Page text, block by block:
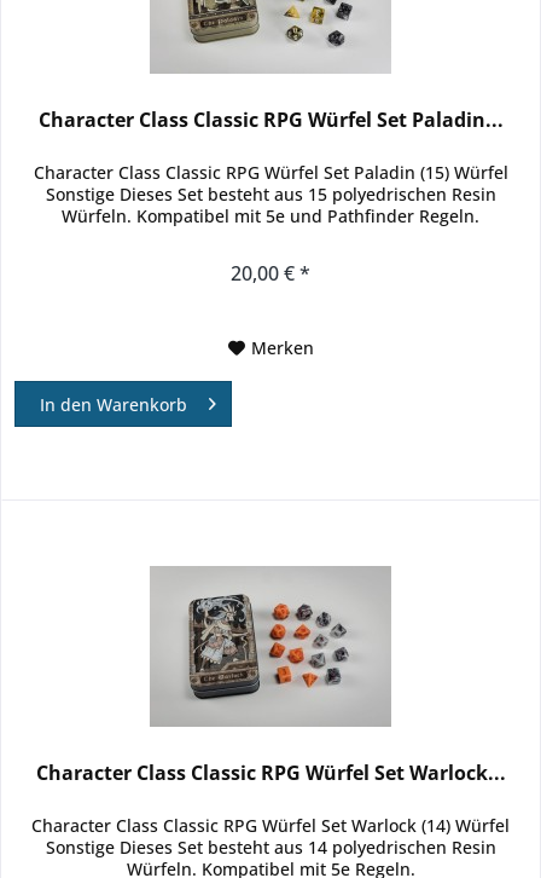
Character Class Classic RPG Würfel Set Paladin...
Character Class Classic RPG Würfel Set Paladin (15) Würfel
Sonstige Dieses Set besteht aus 15 polyedrischen Resin
Würfeln. Kompatibel mit 5e und Pathfinder Regeln.
20,00 € *
Merken
In den Warenkorb
Character Class Classic RPG Würfel Set Warlock...
Character Class Classic RPG Würfel Set Warlock (14) Würfel
Sonstige Dieses Set besteht aus 14 polyedrischen Resin
Würfeln. Kompatibel mit 5e Regeln.